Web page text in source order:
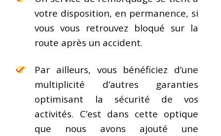
votre disposition, en permanence, si
vous vous retrouvez bloqué sur la
route après un accident.
Par ailleurs, vous bénéficiez d’une
multiplicité d’autres garanties
optimisant la sécurité de vos
activités. C’est dans cette optique
que nous avons ajouté une